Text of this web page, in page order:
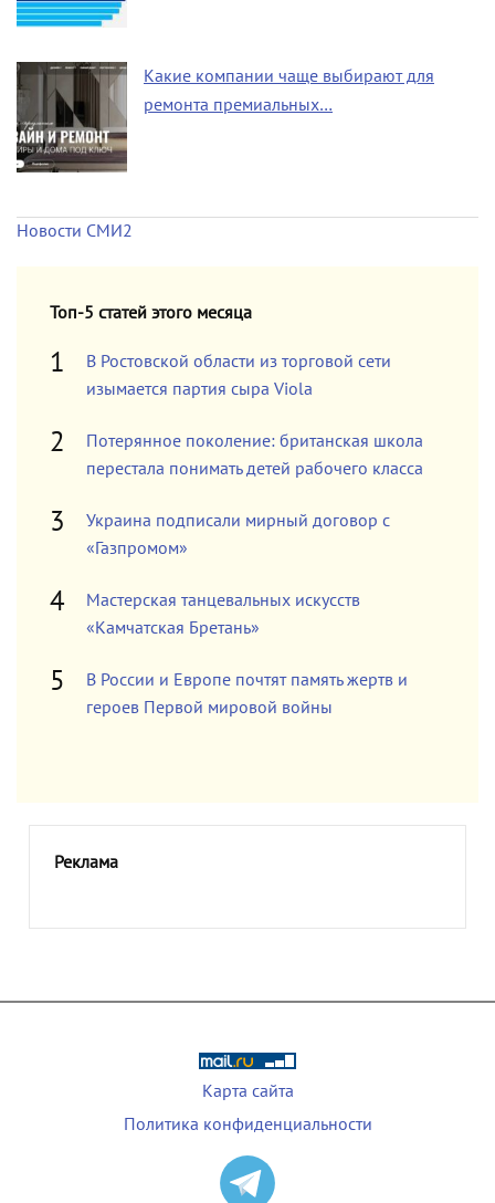
Какие компании чаще выбирают для
ремонта премиальных…
Новости СМИ2
Топ-5 статей этого месяца
В Ростовской области из торговой сети
изымается партия сыра Viola
Потерянное поколение: британская школа
перестала понимать детей рабочего класса
Украина подписали мирный договор с
«Газпромом»
Мастерская танцевальных искусств
«Камчатская Бретань»
В России и Европе почтят память жертв и
героев Первой мировой войны
Реклама
Карта сайта
Политика конфиденциальности